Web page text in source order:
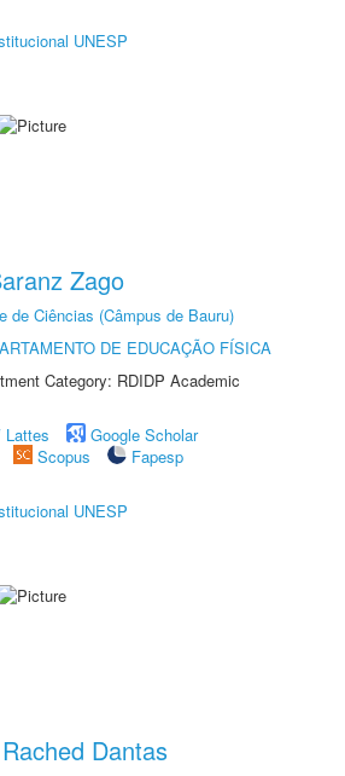
UNESP
Zago
de Ciências (Câmpus de Bauru)
DE EDUCAÇÃO FÍSICA
Category: RDIDP Academic
Lattes
Google Scholar
Scopus
Fapesp
UNESP
Dantas